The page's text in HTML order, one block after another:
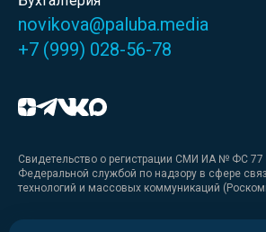
novikova@paluba.media
+7 (999) 028-56-78
Свидетельство о регистрации СМИ ИА № ФС
Федеральной службой по надзору в сфере
технологий и массовых коммуникаций